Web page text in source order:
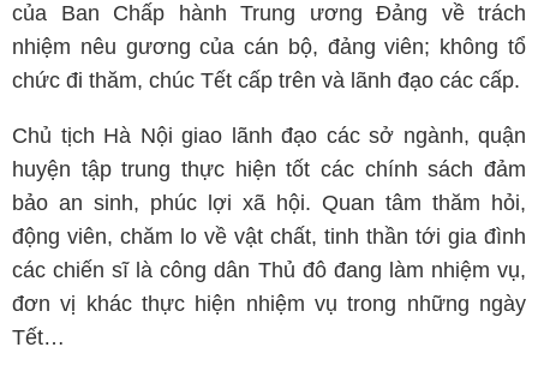
của Ban Chấp hành Trung ương Đảng về trách
nhiệm nêu gương của cán bộ, đảng viên; không tổ
chức đi thăm, chúc Tết cấp trên và lãnh đạo các cấp.
Chủ tịch Hà Nội giao lãnh đạo các sở ngành, quận
huyện tập trung thực hiện tốt các chính sách đảm
bảo an sinh, phúc lợi xã hội. Quan tâm thăm hỏi,
động viên, chăm lo về vật chất, tinh thần tới gia đình
các chiến sĩ là công dân Thủ đô đang làm nhiệm vụ,
đơn vị khác thực hiện nhiệm vụ trong những ngày
Tết…